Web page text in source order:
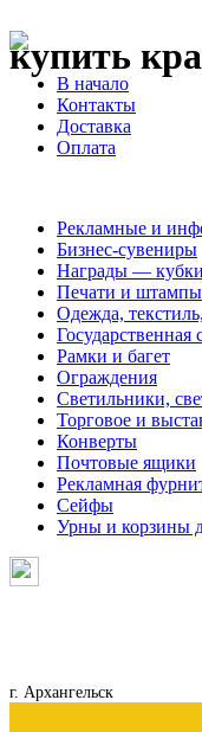
купить
В начало
Контакты
Доставка
Оплата
Рекламные и
Бизнес-сувениры
Награды —
Печати и штампы
Одежда,
Рамки и багет
Ограждения
Светильники,
Торговое и
Конверты
Почтовые ящики
Рекламная
Сейфы
Урны и корзины
г. Архангельск